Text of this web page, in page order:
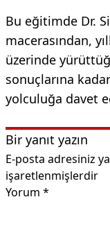
Bu eğitimde Dr.
macerasından,
üzerinde
sonuçlarına
yolculuğa davet
Bir yanıt yazın
E-posta adresiniz
işaretlenmişlerdir
Yorum *